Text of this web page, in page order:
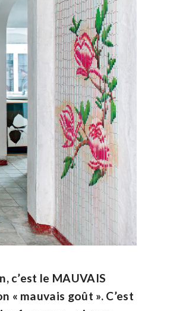
c’est le MAUVAIS
« mauvais goût ». C’est